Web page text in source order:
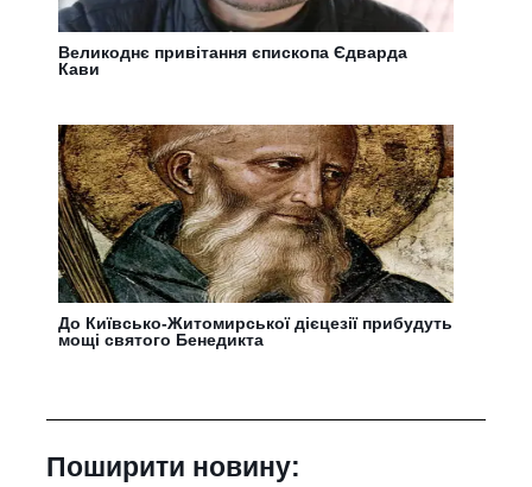
Великоднє привітання єпископа Єдварда
Кави
До Київсько-Житомирської дієцезії прибудуть
мощі святого Бенедикта
Поширити новину: